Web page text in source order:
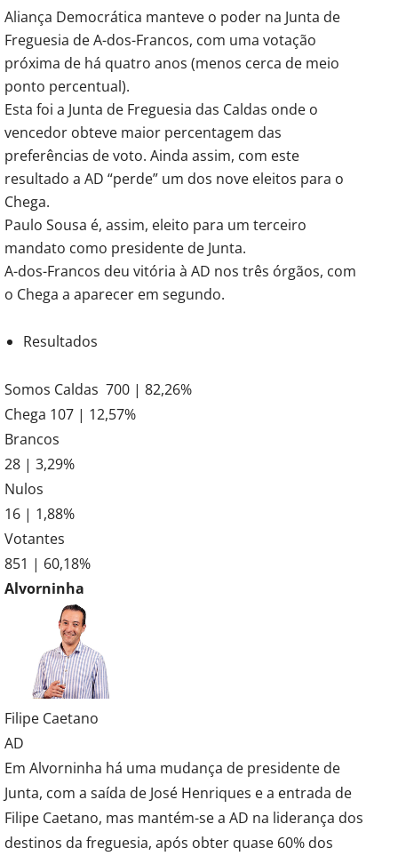
Aliança Democrática manteve o poder na Junta de
Freguesia de A-dos-Francos, com uma votação
próxima de há quatro anos (menos cerca de meio
ponto percentual).
Esta foi a Junta de Freguesia das Caldas onde o
vencedor obteve maior percentagem das
preferências de voto. Ainda assim, com este
resultado a AD “perde” um dos nove eleitos para o
Chega.
Paulo Sousa é, assim, eleito para um terceiro
mandato como presidente de Junta.
A-dos-Francos deu vitória à AD nos três órgãos, com
o Chega a aparecer em segundo.
Resultados
Somos Caldas 700 | 82,26%
Chega 107 | 12,57%
Brancos
28 | 3,29%
Nulos
16 | 1,88%
Votantes
851 | 60,18%
Alvorninha
Filipe Caetano
AD
Em Alvorninha há uma mudança de presidente de
Junta, com a saída de José Henriques e a entrada de
Filipe Caetano, mas mantém-se a AD na liderança dos
destinos da freguesia, após obter quase 60% dos